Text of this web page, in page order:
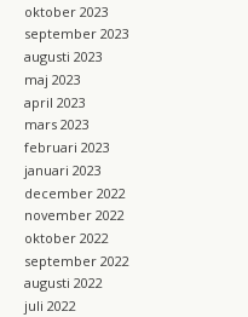
oktober 2023
september 2023
augusti 2023
maj 2023
april 2023
mars 2023
februari 2023
januari 2023
december 2022
november 2022
oktober 2022
september 2022
augusti 2022
juli 2022